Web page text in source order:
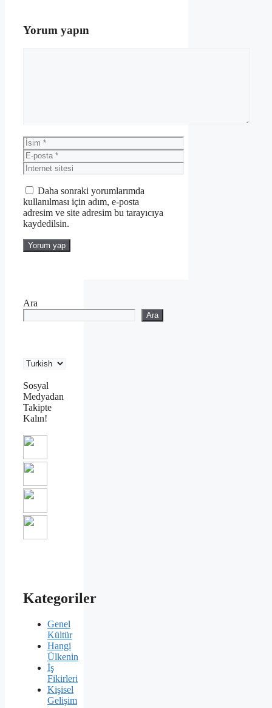
Yorum yapın
İsim
E-
posta
İnternet
sitesi
Daha sonraki yorumlarımda
kullanılması için adım, e-posta
adresim ve site adresim bu tarayıcıya
kaydedilsin.
Ara
Ara
Sosyal
Medyadan
Takipte
Kalın!
Kategoriler
Genel
Kültür
Hangi
Ülkenin
İş
Fikirleri
Kişisel
Gelişim